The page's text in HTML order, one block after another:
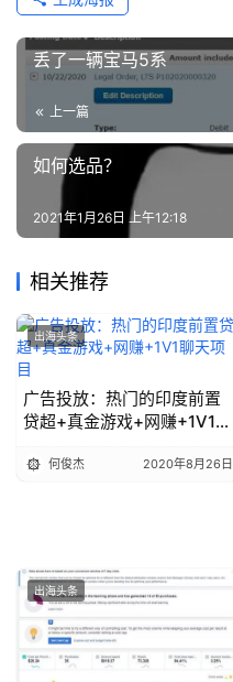
丢了一辆宝马5系
上一篇
如何选品？
2021年1月26日 上午12:18
相关推荐
出海头条
广告投放：热门的印度前置
贷超+真金游戏+网赚+1V1聊
何俊杰 2020年8月26日
出海头条